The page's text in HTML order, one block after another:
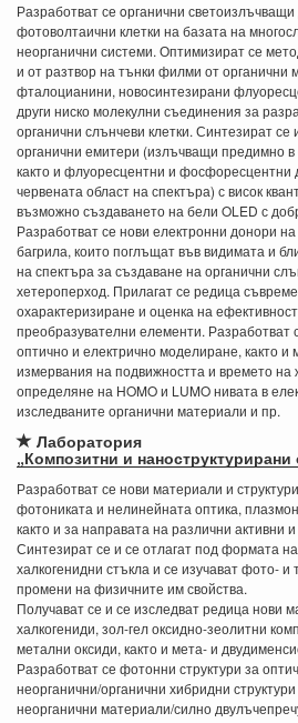
Разработват се oрганични
фотоволтаични клетки на базата на
неорганични системи. Оптимизират се
и от разтвор на тънки филми от органични
фталоцианини, новосинтезирани
други ниско молекулни съединения за
органични слънчеви клетки. Синтезират се
органични емитери (излъчващи предимно в
както и флуоресцентни и фосфоресцентни
червената област на спектъра) с висок
възможно създаването на бели OLED с
Разработват се нови електронни донори
багрила, които поглъщат във видимата и
на спектъра за създаване на органични
хетероперход. Прилагат се редица
охарактеризиране и оценка на
преобразувателни елементи. Разработват
оптично и електрично моделиране, както и
измервания на подвижността и времето на
определяне на HOMO и LUMO нивата в
изследваните органични материали и пр.
Лаборатория
„Композитни и
Разработват се нови материали и
фотониката и нелинейната оптика,
както и за направата на различни активни
Синтезират се и се отлагат под формата
халкогенидни стъкла и се изучават фото-
промени на физичните им свойства.
Получават се и се изследват редица нови
халкогениди, зол-гел оксидно-зеолитни
метални оксиди, както и мета- и
Разработват се фотонни структури за
неорганични/органични хибридни
неорганични материали/силно